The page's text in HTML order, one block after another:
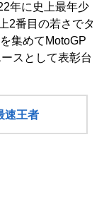
年に史上最年少
2番目の若さでタ
集めてMotoGP
スとして表彰台
速王者